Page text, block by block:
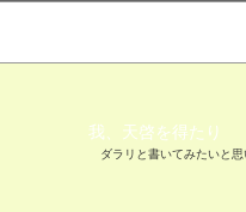
我、天啓を得たり
ダラリと書いてみたいと